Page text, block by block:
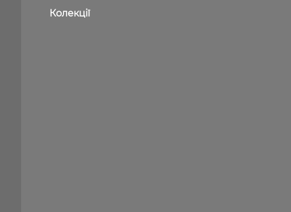
Колекції